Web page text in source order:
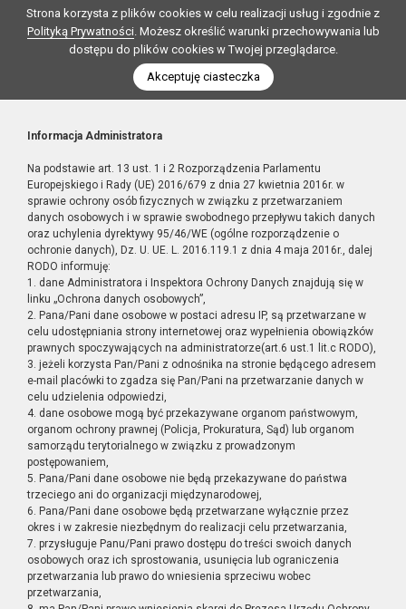
Strona korzysta z plików cookies w celu realizacji usług i zgodnie z
Polityką Prywatności. Możesz określić warunki przechowywania lub
dostępu do plików cookies w Twojej przeglądarce.
Akceptuję ciasteczka
Informacja Administratora
Na podstawie art. 13 ust. 1 i 2 Rozporządzenia Parlamentu
Europejskiego i Rady (UE) 2016/679 z dnia 27 kwietnia 2016r. w
sprawie ochrony osób fizycznych w związku z przetwarzaniem
danych osobowych i w sprawie swobodnego przepływu takich danych
oraz uchylenia dyrektywy 95/46/WE (ogólne rozporządzenie o
ochronie danych), Dz. U. UE. L. 2016.119.1 z dnia 4 maja 2016r., dalej
RODO informuję:
1. dane Administratora i Inspektora Ochrony Danych znajdują się w
linku „Ochrona danych osobowych”,
2. Pana/Pani dane osobowe w postaci adresu IP, są przetwarzane w
celu udostępniania strony internetowej oraz wypełnienia obowiązków
prawnych spoczywających na administratorze(art.6 ust.1 lit.c RODO),
3. jeżeli korzysta Pan/Pani z odnośnika na stronie będącego adresem
e-mail placówki to zgadza się Pan/Pani na przetwarzanie danych w
celu udzielenia odpowiedzi,
4. dane osobowe mogą być przekazywane organom państwowym,
organom ochrony prawnej (Policja, Prokuratura, Sąd) lub organom
samorządu terytorialnego w związku z prowadzonym
postępowaniem,
5. Pana/Pani dane osobowe nie będą przekazywane do państwa
trzeciego ani do organizacji międzynarodowej,
6. Pana/Pani dane osobowe będą przetwarzane wyłącznie przez
okres i w zakresie niezbędnym do realizacji celu przetwarzania,
7. przysługuje Panu/Pani prawo dostępu do treści swoich danych
osobowych oraz ich sprostowania, usunięcia lub ograniczenia
przetwarzania lub prawo do wniesienia sprzeciwu wobec
przetwarzania,